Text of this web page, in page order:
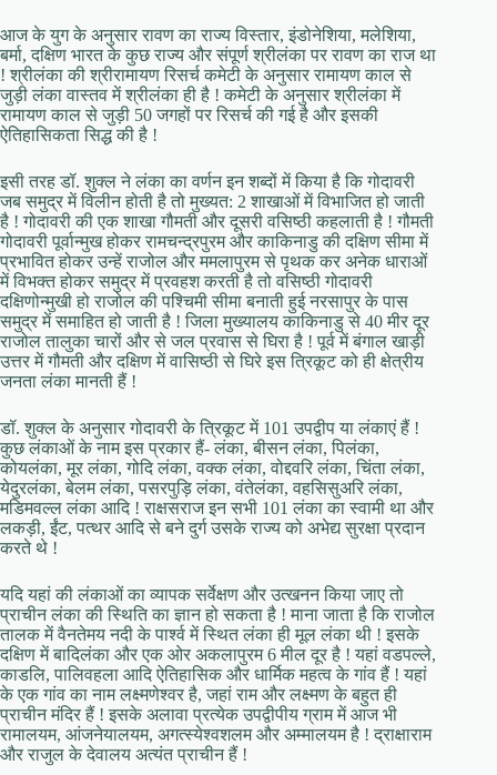
आज के युग के अनुसार रावण का राज्य विस्तार, इंडोनेशिया, मलेशिया,
बर्मा, दक्षिण भारत के कुछ राज्य और संपूर्ण श्रीलंका पर रावण का राज था
! श्रीलंका की श्रीरामायण रिसर्च कमेटी के अनुसार रामायण काल से
जुड़ी लंका वास्तव में श्रीलंका ही है ! कमेटी के अनुसार श्रीलंका में
रामायण काल से जुड़ी 50 जगहों पर रिसर्च की गई है और इसकी
ऐतिहासिकता सिद्ध की है !
इसी तरह डॉ. शुक्ल ने लंका का वर्णन इन शब्दों में किया है कि गोदावरी
जब समुद्र में विलीन होती है तो मुख्‍यत: 2 शाखाओं में विभाजित हो जाती
है ! गोदावरी की एक शाखा गौमती और दूसरी वसिष्ठी कहलाती है ! गौमती
गोदावरी पूर्वान्मुख होकर रामचन्द्रपुरम और काकिनाडु की दक्षिण सीमा में
प्रभावित होकर उन्हें राजोल और ममलापुरम से पृथक कर अनेक धाराओं
में वि‍भक्त होकर समुद्र में प्रवहश करती है तो वसिष्ठी गोदावरी
दक्षिणोन्मुखी हो राजोल की पश्चिमी सीमा बनाती हुई नरसापुर के पास
समुद्र में समाहित हो जाती है ! जिला मुख्‍यालय काकिनाडु से 40 मीर दूर
राजोल तालुका चारों और से जल प्रवास से घिरा है ! पूर्व में बंगाल खाड़ी
उत्तर में गौमती और दक्षिण में वासिष्ठी से घिरे इस त्रिकूट को ही क्षेत्रीय
जनता लंका मानती हैं !
डॉ. शुक्ल के अनुसार गोदावरी के त्रिकूट में 101 उपद्वीप या लंकाएं हैं !
कुछ लंकाओं के नाम इस प्रकार हैं- लंका, बीसन लंका, पिलंका,
कोयलंका, मूर लंका, गोदि लंका, वक्क लंका, वोद्दवरि लंका, चिंता लंका,
येदुरलंका, बेलम लंका, पसरपुड़ि लंका, वंतेलंका, वहसिसुअरि लंका,
मडिमवल्ल लंका आदि ! राक्षसराज इन सभी 101 लंका का स्वामी था और
लकड़ी, ईंट, पत्थर आदि से बने दुर्ग उसके राज्य को अभेद्य सुरक्षा प्रदान
करते थे !
यदि यहां की लंकाओं का व्यापक सर्वेक्षण और उत्खनन किया जाए तो
प्राचीन लंका की स्थिति का ज्ञान हो सकता है ! माना जाता है कि राजोल
तालक में वैनतेमय नदी के पार्श्‍व में स्थित लंका ही मूल लंका थी ! इसके
दक्षिण में बादिलंका और एक ओर अकलापुरम 6 मील दूर है ! यहां वडपल्ले,
काडलि, पालिवहला आदि ऐतिहासिक और धार्मिक महत्व के गांव हैं ! यहां
के एक गांव का नाम लक्ष्मणेश्वर है, जहां राम और लक्ष्मण के बहुत ही
प्राचीन मंदिर हैं ! इसके अलावा प्रत्येक उपद्वीपीय ग्राम में आज भी
रामालयम, आंजनेयालयम, अगत्स्येश्वशलम और अम्मालयम है ! द्राक्षाराम
और राजुल के देवालय अत्यंत प्राचीन हैं !